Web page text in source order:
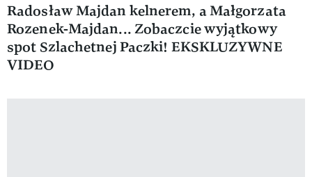
Radosław Majdan kelnerem, a Małgorzata
Rozenek-Majdan... Zobaczcie wyjątkowy
spot Szlachetnej Paczki! EKSKLUZYWNE
VIDEO